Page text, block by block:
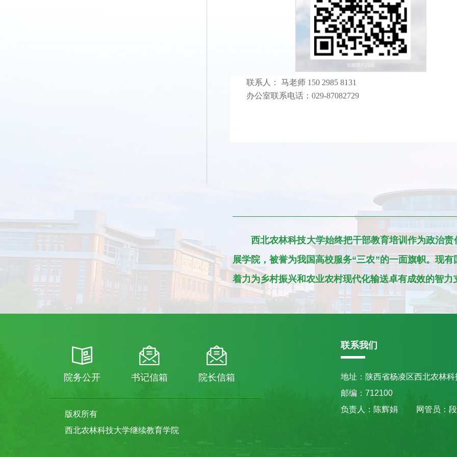
联系人： 马老师 150 2985 8131
办公室联系电话： 029-87082729
西北农林科技大学始终把干部教育培训作为政治责
展学院，被誉为我国高校服务“三农”的一面旗帜。现
着力为乡村振兴和农业农村现代化输送卓有成效的智力
院务公开 书记信箱 院长信箱
版权所有
西北农林科技大学继续教育学院
联系我们
地址：陕西省杨凌区西北农林
邮编：712100
负责人：陈辉娟 网管员：段